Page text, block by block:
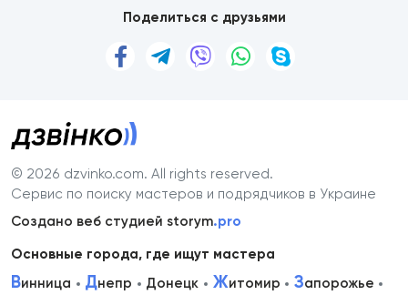
Поделиться с друзьями
© 2026 dzvinko.com. All rights reserved.
Сервис по поиску мастеров и подрядчиков в Украине
Создано веб студией storym.pro
Основные города, где ищут мастера
Винница Днепр Донецк Житомир Запорожье